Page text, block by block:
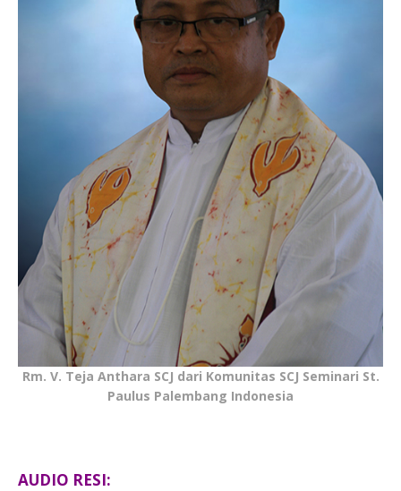
Rm. V. Teja Anthara SCJ dari Komunitas SCJ Seminari St.
Paulus Palembang Indonesia
AUDIO RESI: